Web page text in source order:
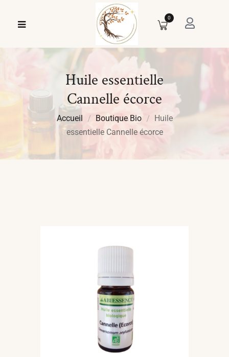
0
Huile essentielle
Cannelle écorce
Accueil Boutique Bio
Huile
essentielle Cannelle écorce